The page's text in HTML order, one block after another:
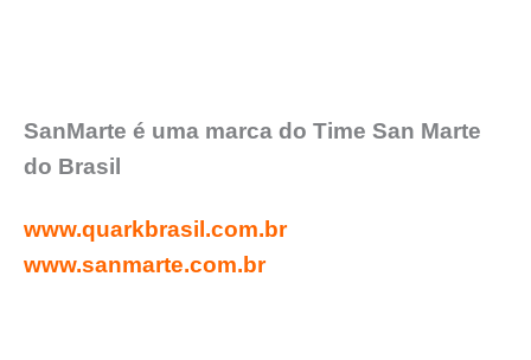
SanMarte é uma marca do Time San Marte
do Brasil
www.quarkbrasil.com.br
www.sanmarte.com.br